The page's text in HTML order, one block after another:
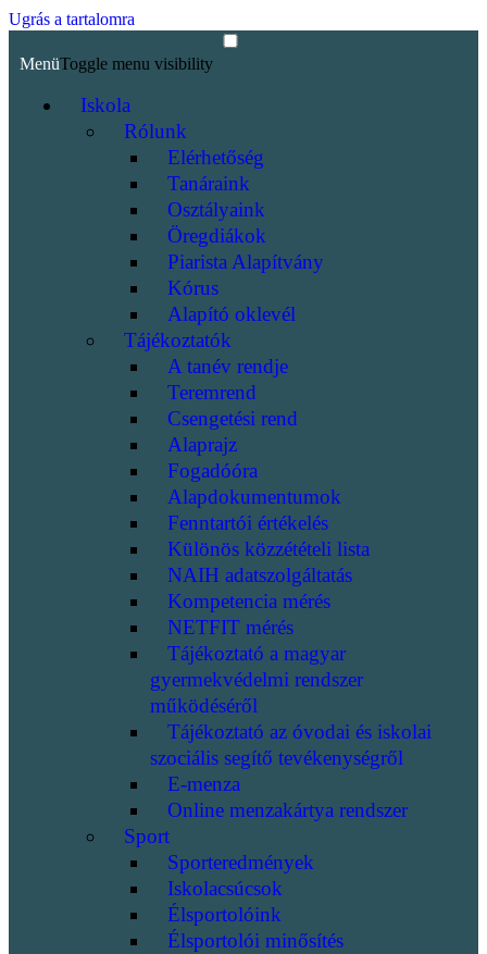
Ugrás a tartalomra
MenüToggle menu visibility
Iskola
Rólunk
Elérhetőség
Tanáraink
Osztályaink
Öregdiákok
Piarista Alapítvány
Kórus
Alapító oklevél
Tájékoztatók
A tanév rendje
Teremrend
Csengetési rend
Alaprajz
Fogadóóra
Alapdokumentumok
Fenntartói értékelés
Különös közzétételi lista
NAIH adatszolgáltatás
Kompetencia mérés
NETFIT mérés
Tájékoztató a magyar
gyermekvédelmi rendszer
működéséről
Tájékoztató az óvodai és iskolai
szociális segítő tevékenységről
E-menza
Online menzakártya rendszer
Sport
Sporteredmények
Iskolacsúcsok
Élsportolóink
Élsportolói minősítés